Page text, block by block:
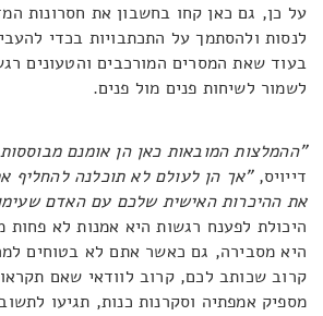
על כן, גם כאן קחו בחשבון את חסרונות
לנסות ולהסתמך על התכתבויות בכדי
בעוד שאת המסרים המורכבים והטעונים
לשמור לשיחות פנים מול פנים.
"ההמלצות המובאות כאן הן אומנם
דייויס,"אך הן לעולם לא תוכלנה להחליף
את ההיכרות האישית שלכם עם האדם
היכולת לפענח רגשות היא אמנות לא פחות
היא מסבירה, גם כאשר אתם לא בטוחים
קרוב שכותב לכם, קרוב לוודאי שאם
מספיק אמפתיה וסקרנות כנות, תגיעו